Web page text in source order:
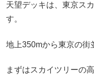
天望デッキは、東京ス
す。
地上350mから東京の街
まずはスカイツリーの